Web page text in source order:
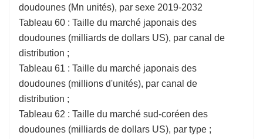
doudounes (Mn unités), par sexe 2019-2032
Tableau 60 : Taille du marché japonais des
doudounes (milliards de dollars US), par canal de
distribution ;
Tableau 61 : Taille du marché japonais des
doudounes (millions d'unités), par canal de
distribution ;
Tableau 62 : Taille du marché sud-coréen des
doudounes (milliards de dollars US), par type ;